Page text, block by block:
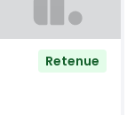
Retenue